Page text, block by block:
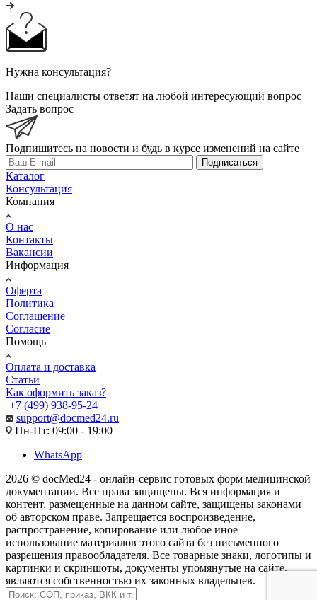
Нужна консультация?
Наши специалисты ответят на любой интересующий вопрос
Задать вопрос
Подпишитесь на новости и будь в курсе изменений на сайте
Подписаться
Каталог
Консультация
Компания
О нас
Контакты
Вакансии
Информация
Оферта
Политика
Соглашение
Согласие
Помощь
Оплата и доставка
Статьи
Как оформить заказ?
+7 (499) 938-95-24
support@docmed24.ru
Пн-Пт: 09:00 - 19:00
WhatsApp
2026 © docMed24 - онлайн-сервис готовых форм медицинской
документации. Все права защищены. Вся информация и
контент, размещенные на данном сайте, защищены законами
об авторском праве. Запрещается воспроизведение,
распространение, копирование или любое иное
использование материалов этого сайта без письменного
разрешения правообладателя. Все товарные знаки, логотипы и
картинки и скриншоты, документы упомянутые на сайте,
являются собственностью их законных владельцев.